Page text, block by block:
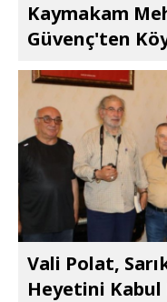
Kaymakam
Güvenç'ten
Vali Polat,
Heyetini